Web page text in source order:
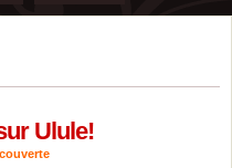
Ulule!